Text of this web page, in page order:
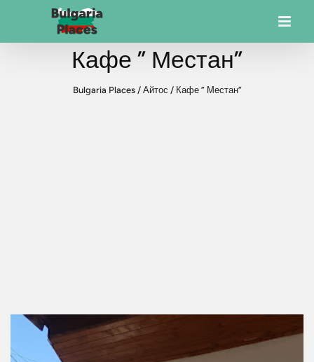
Кафе ” Местан”
Bulgaria Places/ Айтос / Кафе ” Местан”